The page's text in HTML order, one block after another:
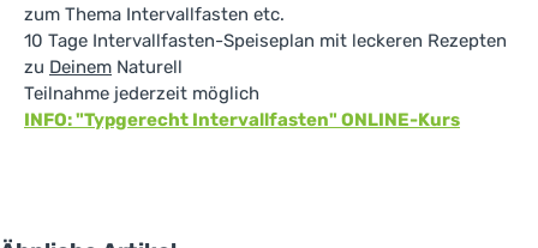
zum Thema Intervallfasten etc.
10 Tage Intervallfasten-Speiseplan mit leckeren Rezepten
zu Deinem Naturell
Teilnahme jederzeit möglich
INFO: "Typgerecht Intervallfasten" ONLINE-Kurs